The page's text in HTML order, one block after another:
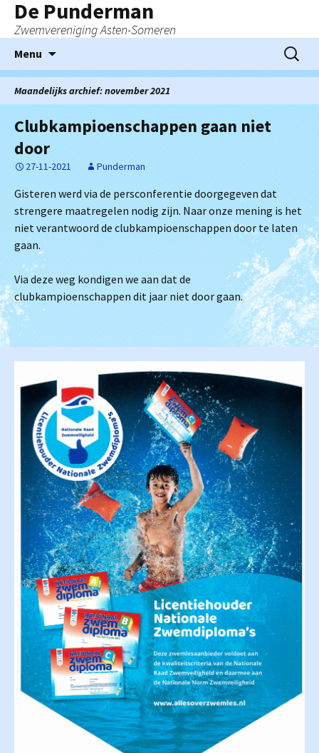
De Punderman
Zwemvereniging Asten-Someren
Menu
de
inhoud
Zoeken
naar:
Maandelijks archief: november 2021
Clubkampioenschappen gaan niet
door
27-11-2021 Punderman
Gisteren werd via de persconferentie doorgegeven dat
strengere maatregelen nodig zijn. Naar onze mening is het
niet verantwoord de clubkampioenschappen door te laten
gaan.
Via deze weg kondigen we aan dat de
clubkampioenschappen dit jaar niet door gaan.